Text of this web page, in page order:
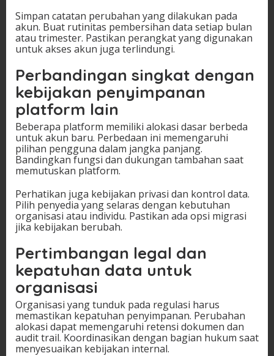
Simpan catatan perubahan yang dilakukan pada
akun. Buat rutinitas pembersihan data setiap bulan
atau trimester. Pastikan perangkat yang digunakan
untuk akses akun juga terlindungi.
Perbandingan singkat dengan
kebijakan penyimpanan
platform lain
Beberapa platform memiliki alokasi dasar berbeda
untuk akun baru. Perbedaan ini memengaruhi
pilihan pengguna dalam jangka panjang.
Bandingkan fungsi dan dukungan tambahan saat
memutuskan platform.
Perhatikan juga kebijakan privasi dan kontrol data.
Pilih penyedia yang selaras dengan kebutuhan
organisasi atau individu. Pastikan ada opsi migrasi
jika kebijakan berubah.
Pertimbangan legal dan
kepatuhan data untuk
organisasi
Organisasi yang tunduk pada regulasi harus
memastikan kepatuhan penyimpanan. Perubahan
alokasi dapat memengaruhi retensi dokumen dan
audit trail. Koordinasikan dengan bagian hukum saat
menyesuaikan kebijakan internal.